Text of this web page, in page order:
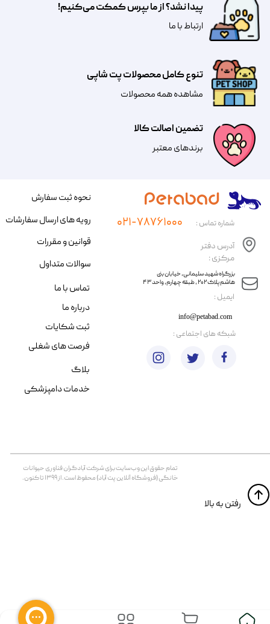
تضمین اصالت کالا
​​برندهای معتبر​​​​​​​
تنوع کامل محصولات پت شاپی
مشاهده همه محصولات
پیدا نشد؟ از ما بپرس کمکت می‌کنیم!
​​​ارتباط با ما
​ایمیل :
آدرس دفتر
مرکزی :
info@petabad.com
​​بزرگراه شهید سلیمانی، خیابان بنی
هاشم پلاک ۲۰۲ ، طبقه چهارم، واحد ۴۳
شماره تماس : ۰۲۱-۷۸۷۶۱۰۰۰
تمام حقوق اين وب‌سايت برای شرکت آبادگران فناوری حیوانات
خانگی (فروشگاه آنلاین پت آباد) محفوظ است. از ۱۳۹۹ تا کنون.
​​رفتن به بالا
نحوه ثبت سفارش
رویه های ارسال سفارشات
قوانین و مقررات
سوالات متداول
تماس با ما
درباره ما
ثبت شکایات
فرصت های شغلی
​شبکه های اجتماعی :
بلاگ
خدمات دامپزشکی